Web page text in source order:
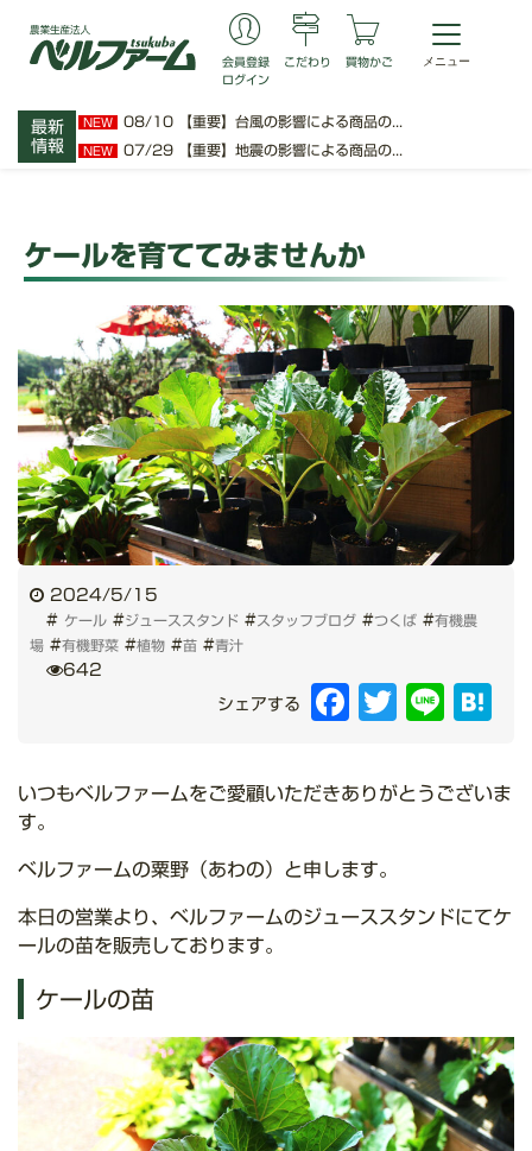
最新
情報
NEW 08/10 【重要】台風の影響による商品の...
NEW 07/29 【重要】地震の影響による商品の...
会員登録
ログイン
こだわり 買物かご
ケールを育ててみませんか
2024/5/15
# ケール #ジューススタンド #スタッフブログ #つくば #有機農
場 #有機野菜 #植物 #苗 #青汁
642
シェアする Facebook
Twitter Line
いつもベルファームをご愛顧いただきありがとうございま
す。
ベルファームの粟野（あわの）と申します。
本日の営業より、ベルファームのジューススタンドにてケ
ールの苗を販売しております。
ケールの苗